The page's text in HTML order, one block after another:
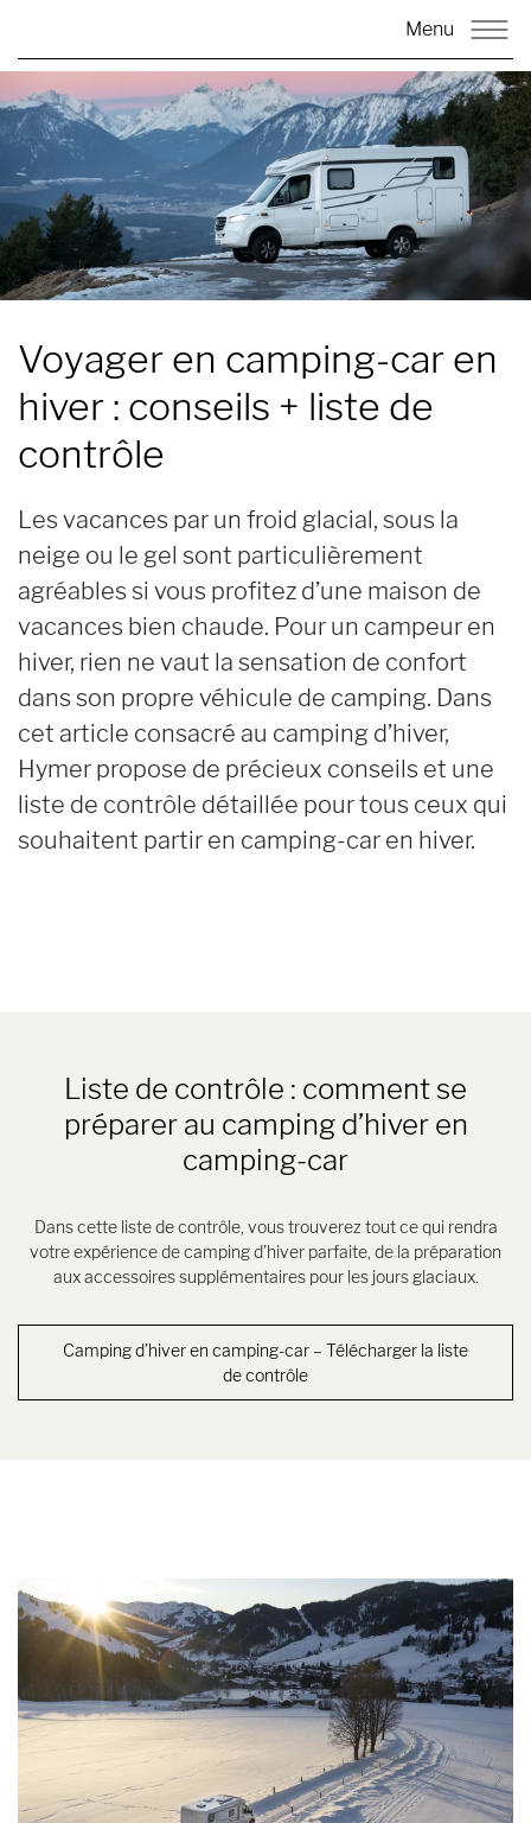
Menu
Voyager en camping-car en
hiver : conseils + liste de
contrôle
Les vacances par un froid glacial, sous la
neige ou le gel sont particulièrement
agréables si vous profitez d’une maison de
vacances bien chaude. Pour un campeur en
hiver, rien ne vaut la sensation de confort
dans son propre véhicule de camping. Dans
cet article consacré au camping d’hiver,
Hymer propose de précieux conseils et une
liste de contrôle détaillée pour tous ceux qui
souhaitent partir en camping-car en hiver.
Liste de contrôle : comment se
préparer au camping d’hiver en
camping-car
Dans cette liste de contrôle, vous trouverez tout ce qui rendra
votre expérience de camping d’hiver parfaite, de la préparation
aux accessoires supplémentaires pour les jours glaciaux.
Camping d’hiver en camping-car – Télécharger la liste
de contrôle